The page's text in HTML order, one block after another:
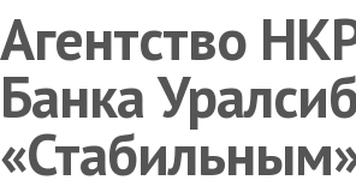
Агентство
Банка